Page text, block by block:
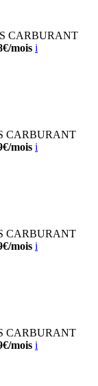
CARBURANT
mois i
CARBURANT
mois i
CARBURANT
mois i
CARBURANT
mois i